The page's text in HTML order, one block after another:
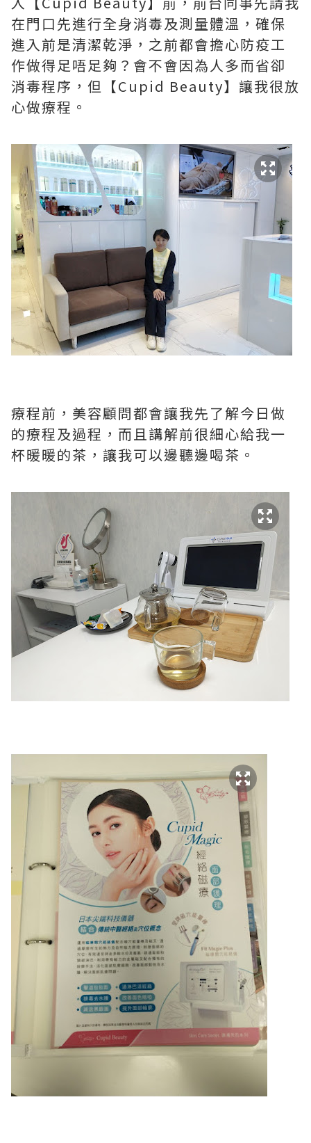
在門口先進行全身消毒及測量體溫，確保
進入前是清潔乾淨，之前都會擔心防疫工
作做得足唔足夠？會不會因為人多而省卻
消毒程序，但【Cupid Beauty】讓我很放
心做療程。
療程前，美容顧問都會讓我先了解今日做
的療程及過程，而且講解前很細心給我一
杯暖暖的茶，讓我可以邊聽邊喝茶。